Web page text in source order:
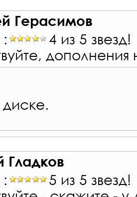
Герасимов
4 из 5 звезд!
Гладков
5 из 5 звезд!